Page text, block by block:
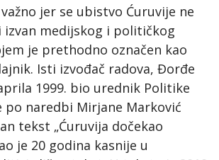
jer se ubistvo Ćuruvije ne
izvan medijskog i političkog
je prethodno označen kao
Isti izvođač radova, Đorđe
1999. bio urednik Politike
po naredbi Mirjane Marković
tekst „Ćuruvija dočekao
je 20 godina kasnije u